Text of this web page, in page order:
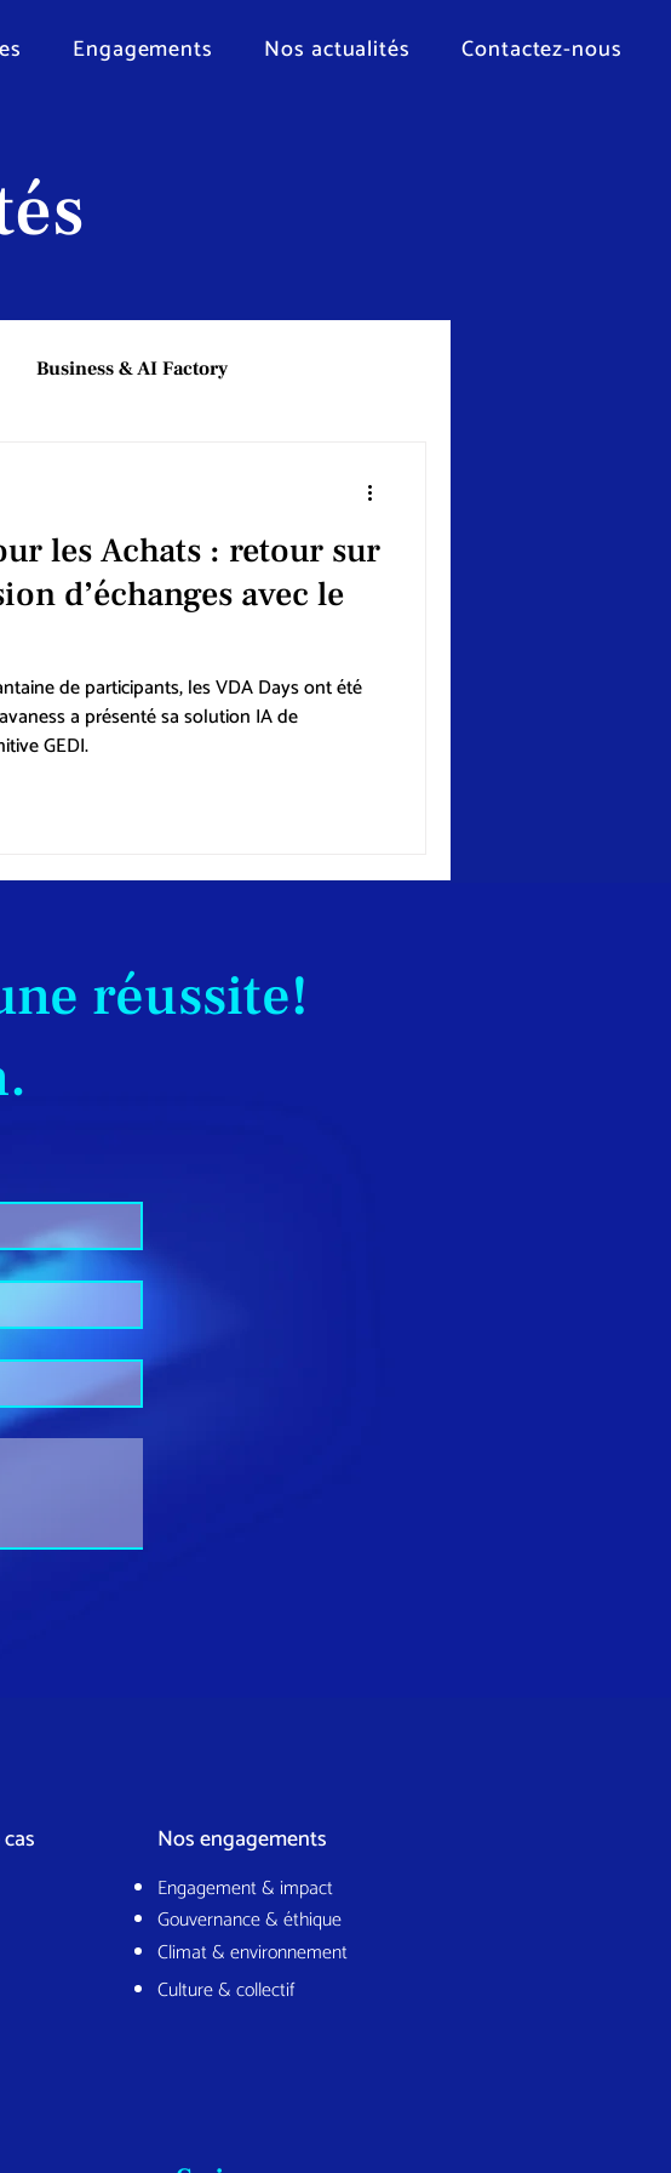
Engagements Nos actualités Contactez-nous
Business & AI Factory
les Achats : retour sur
d’échanges avec le
de participants, les VDA Days ont été
a présenté sa solution IA de
GEDI.
réussite!
Nos engagements
Engagement & impact
Gouvernance & éthique
Climat & environnement
Culture & collectif